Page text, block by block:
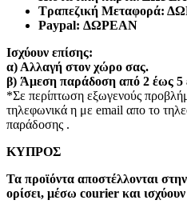
Τραπεζική Μεταφορά:
Paypal: ΔΩΡΕΑΝ
Ισχύουν επίσης:
α) Αλλαγή στον χώρο σας.
β) Άμεση παράδοση από 2 έως 5
*Σε περίπτωση εξωγενούς
τηλεφωνικά η με email απο το
παράδοσης .
ΚΥΠΡΟΣ
Τα προϊόντα αποστέλλονται
ορίσει, μέσω courier και